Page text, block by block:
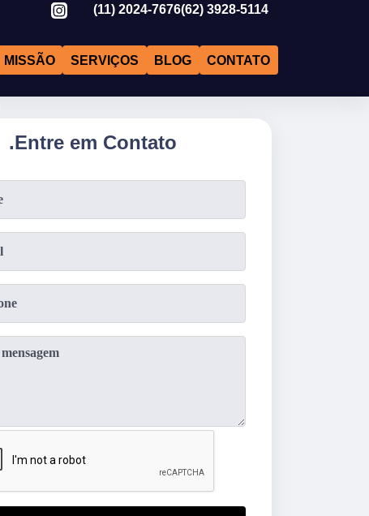
(11) 2024-7676(62) 3928-5114
MISSÃO SERVIÇOS BLOG CONTATO
.Entre em Contato